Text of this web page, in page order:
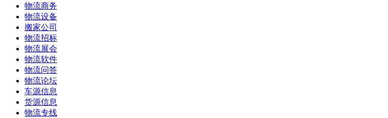
物流商务
物流设备
搬家公司
物流招标
物流展会
物流软件
物流问答
物流论坛
车源信息
货源信息
物流专线